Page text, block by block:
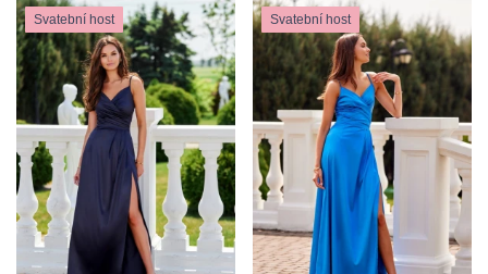
Svatební host Svatební host